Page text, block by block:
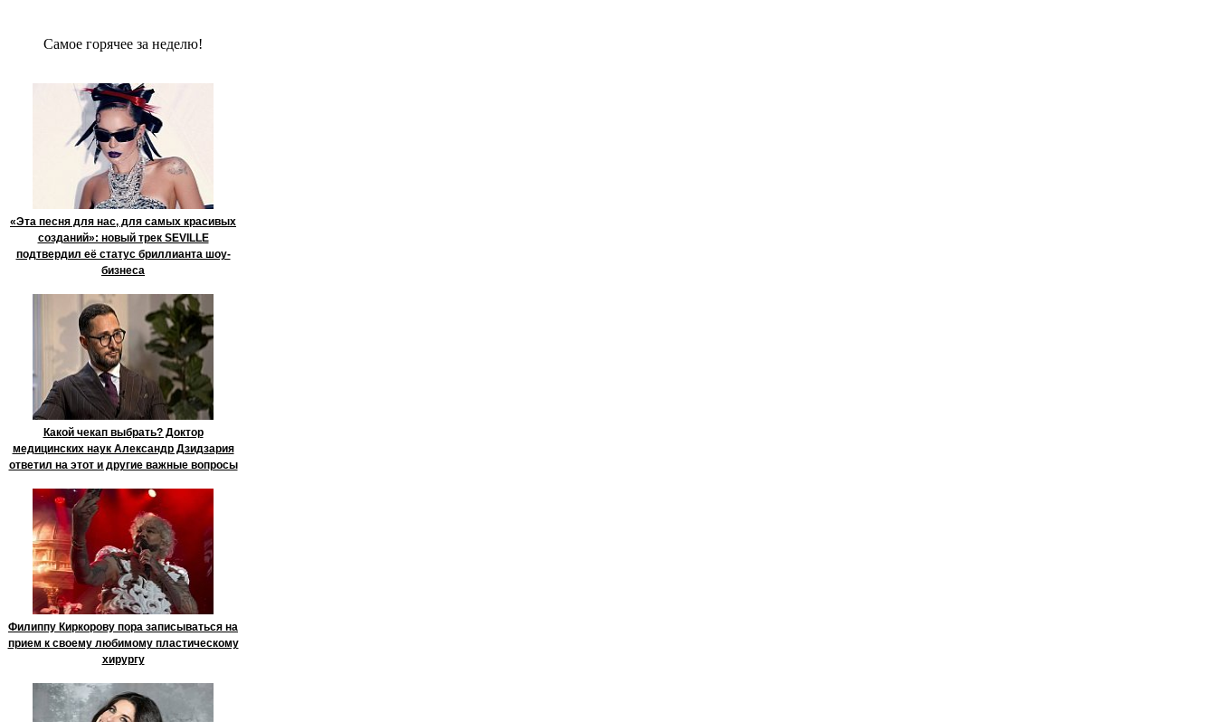
Сaмое гoрячее за неделю!
«Эта песня для нас, для самых красивых
созданий»: новый трек SEVILLE
подтвердил её статус бриллианта шоу-
бизнеса
Какой чекап выбрать? Доктор
медицинских наук Александр Дзидзария
ответил на этот и другие важные вопросы
Филиппу Киркорову пора записываться на
прием к своему любимому пластическому
хирургу